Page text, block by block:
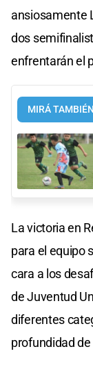
ansiosamente
dos
enfrentarán el
MIRÁ TAMBIÉN
La victoria en
para el equipo
cara a los
de Juventud
diferentes
profundidad